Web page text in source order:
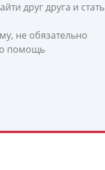
друг друга и стать
не обязательно
помощь